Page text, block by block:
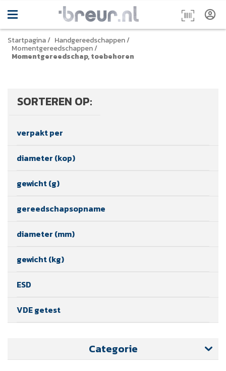
Startpagina/ Handgereedschappen/
Momentgereedschappen/
Momentgereedschap, toebehoren
SORTEREN OP:
verpakt per
diameter (kop)
gewicht (g)
gereedschapsopname
diameter (mm)
gewicht (kg)
ESD
VDE getest
Categorie